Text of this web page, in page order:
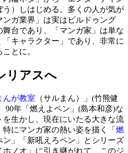
う）しはじめる。多くの人が気が
ガ業界」は実はビルドゥング
台であり、「マンガ家」は単な
キャラクター」であり、非常に
とに。
リアスへ
んが教室 （サルまん）」(竹熊健
90年 「燃えよペン」 (島本和彦)な
生かし、現在にいたる大きな流
にマンガ家の熱い姿を描く「 燃
ン」「新吼えろペン」とシリーズ
ホノオ」に引き継がれて、このジ